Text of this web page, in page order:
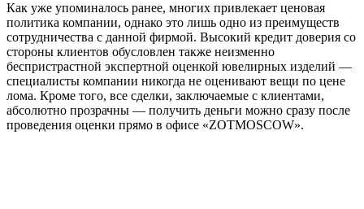
Как уже упоминалось ранее, многих привлекает ценовая
политика компании, однако это лишь одно из преимуществ
сотрудничества с данной фирмой. Высокий кредит доверия со
стороны клиентов обусловлен также неизменно
беспристрастной экспертной оценкой ювелирных изделий —
специалисты компании никогда не оценивают вещи по цене
лома. Кроме того, все сделки, заключаемые с клиентами,
абсолютно прозрачны — получить деньги можно сразу после
проведения оценки прямо в офисе «ZOTMOSCOW».